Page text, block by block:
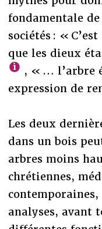
fondamentale
sociétés : «
que les dieux
, « … l’arbre
expression de
Les deux
dans un bois
arbres moins
chrétiennes,
contemporaines,
analyses, avant